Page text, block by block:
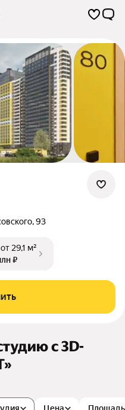
,93
от 29,1 м²
₽
c 3D-